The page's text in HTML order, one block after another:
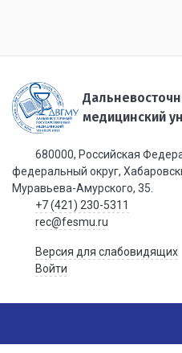
медицинский
680000, Российская
федеральный округ,
Муравьева-Амурского, 35.
+7 (421) 230-5311
rec@fesmu.ru
Версия для слабовидящих
Войти